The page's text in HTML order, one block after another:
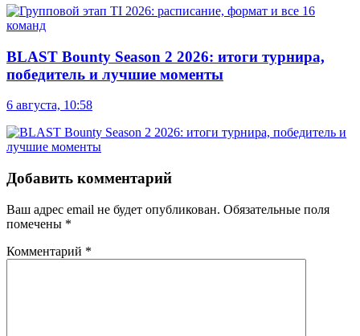
BLAST Bounty Season 2 2026: итоги турнира,
победитель и лучшие моменты
6 августа, 10:58
Добавить комментарий
Ваш адрес email не будет опубликован. Обязательные поля
помечены *
Комментарий *